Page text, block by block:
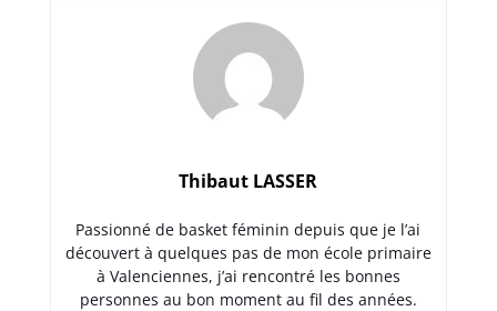
Thibaut LASSER
Passionné de basket féminin depuis que je l’ai
découvert à quelques pas de mon école primaire
à Valenciennes, j’ai rencontré les bonnes
personnes au bon moment au fil des années.